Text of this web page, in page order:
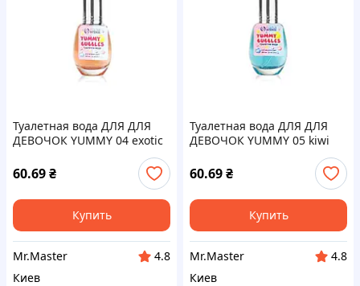
Туалетная вода ДЛЯ ДЛЯ
ДЕВОЧОК YUMMY 04 exotic
60.69₴
Купить
Mr.Master
4.8
Киев
Туалетная вода ДЛЯ ДЛЯ
ДЕВОЧОК YUMMY 05 kiwi
energy ТМ Colour Intense
60.69₴
Купить
Mr.Master
4.8
Киев